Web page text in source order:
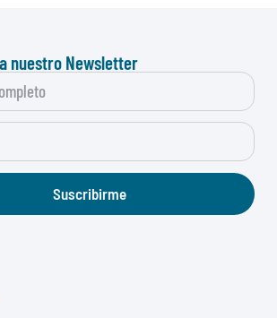
nuestro Newsletter
Suscribirme